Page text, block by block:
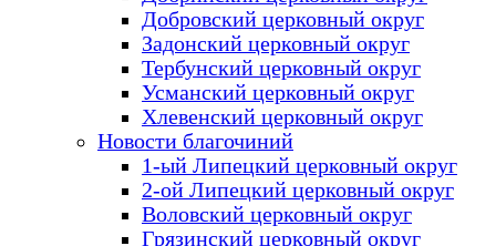
Добровский церковный округ
Задонский церковный округ
Тербунский церковный округ
Усманский церковный округ
Хлевенский церковный округ
Новости благочиний
1-ый Липецкий церковный округ
2-ой Липецкий церковный округ
Воловский церковный округ
Грязинский церковный округ